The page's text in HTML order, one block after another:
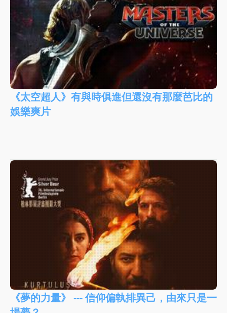
《太空超人》有與時俱進但還沒有那麼芭比的
娛樂爽片
《夢的力量》 --- 信仰偏執排異己，由來只是一